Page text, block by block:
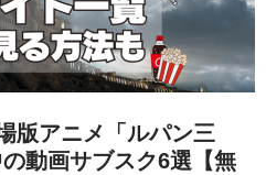
版アニメ「ルパン三
動画サブスク6選【無